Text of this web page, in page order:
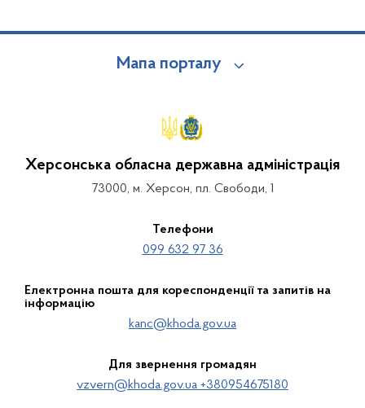
Мапа порталу
Херсонська обласна державна адміністрація
73000, м. Херсон, пл. Свободи, 1
Телефони
099 632 97 36
Електронна пошта для кореспонденції та запитів на
інформацію
kanc@khoda.gov.ua
Для звернення громадян
vzvern@khoda.gov.ua +380954675180